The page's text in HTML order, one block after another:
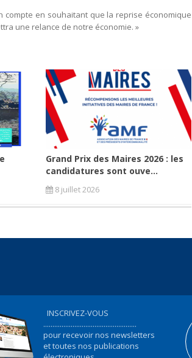
en souhaitant que la reprise économique
une relance de notre économie. »
Grand Prix des Maires 2026 : les
candidatures sont ouve...
8 juillet 2026
INSCRIVEZ-VOUS
...................................................
pour recevoir nos newsletters
et toutes nos publications